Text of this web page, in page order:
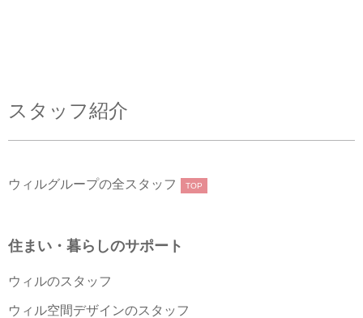
スタッフ紹介
ウィルグループの全スタッフ TOP
住まい・暮らしのサポート
ウィルのスタッフ
ウィル空間デザインのスタッフ